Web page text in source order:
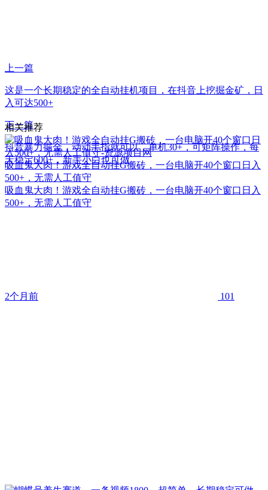
上一篇
这是一个长期稳定的全自动挂机项目，在抖音上挖掘金矿，日
入可达500+
下一篇
抖音暴力掘金，动动手指就可以，单机30+，可矩阵操作，每
天稳定600+，新手小白也可做
相关推荐
吸血鬼大肉！游戏全自动挂G搬砖，一台电脑开40个窗口日入
500+，无需人工值守
吸血鬼大肉！游戏全自动挂G搬砖，一台电脑开40个窗口日入
500+，无需人工值守
2个月前 101